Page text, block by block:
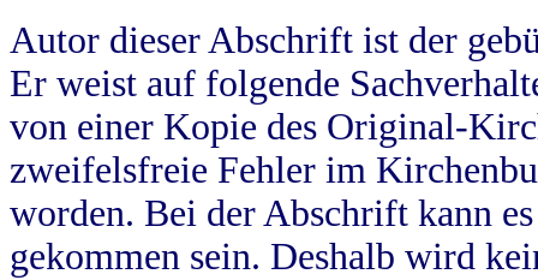
Autor dieser Abschrift ist der
Er weist auf folgende
von einer Kopie des Original-
zweifelsfreie Fehler im
worden. Bei der Abschrift kann
gekommen sein. Deshalb wird